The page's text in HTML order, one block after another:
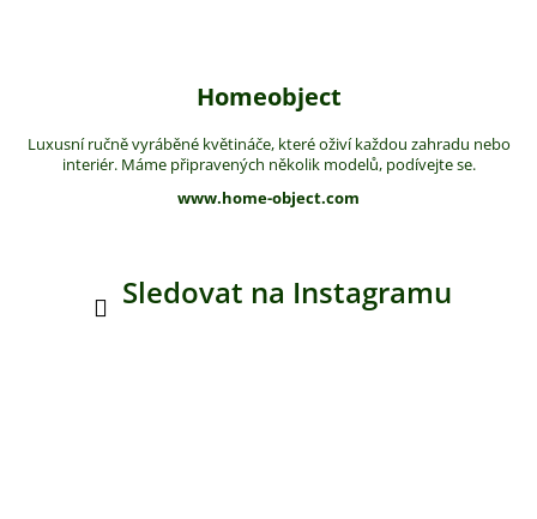
Homeobject
Luxusní ručně vyráběné květináče, které oživí každou zahradu nebo
interiér. Máme připravených několik modelů, podívejte se.
www.home-object.com
Sledovat na Instagramu